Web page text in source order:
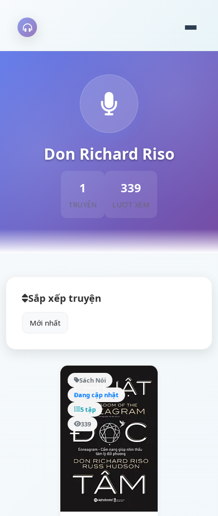
Don Richard Riso
1
TRUYỆN
339
LƯỢT XEM
Sắp xếp truyện
Sách Nói
Đang cập nhật
5 tập
339